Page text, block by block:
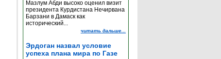
Мазлум Абди высоко оценил визит
президента Курдистана Нечирвана
Барзани в Дамаск как
исторический...
читать дальше...
Эрдоган назвал условие
успеха плана мира по Газе